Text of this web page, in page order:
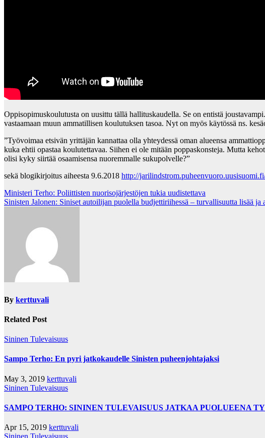
Oppisopimuskoulutusta on uusittu tällä hallituskaudella. Se on entistä
vastaamaan muun ammatillisen koulutuksen tasoa. Nyt on myös käytössä ns.
”Työvoimaa etsivän yrittäjän kannattaa olla yhteydessä oman alueensa
kuka ehtii opastaa koulutettavaa. Siihen ei ole mitään poppaskonsteja. Mutta
olisi kyky siirtää osaamisensa nuoremmalle sukupolvelle?”
sekä blogikirjoitus aiheesta 9.6.2018 http://
Post
navigation
Ministeri Terho: Poliittisten nuorisojärjestöjen tukia uudistettava
Sinisten Jalonen: Siniset autoilijan puolella budjettiriihessä – turvallisuutta lisää ja
By kerttuvali
Related Post
Sininen Tulevaisuus
Sampo Terho: En pyri jatkokaudelle Sinisten puheenjohtajaksi
May 3, 2019 kerttuvali
Sininen Tulevaisuus
SAMPO TERHO: SININEN TULEVAISUUS JATKAA PUOLUEENA
Apr 15, 2019 kerttuvali